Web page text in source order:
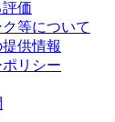
価
等について
供情報
リシー